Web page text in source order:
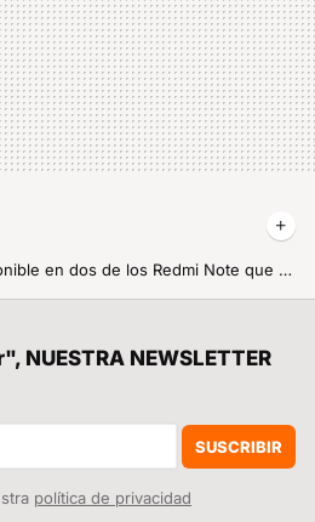
HyperOS 2 ya está disponible en dos de los Redmi Note que más se venden en todo el mundo. La actualización llega con Android 15 bajo el brazo
Xiaomi quiere que el POCO Launcher sea un auténtico cohete. Ha vuelto a actualizarlo con un montón de mejoras y te enseñamos cómo lo puedes instalar
NUESTRA NEWSLETTER
SUSCRIBIR
política de privacidad